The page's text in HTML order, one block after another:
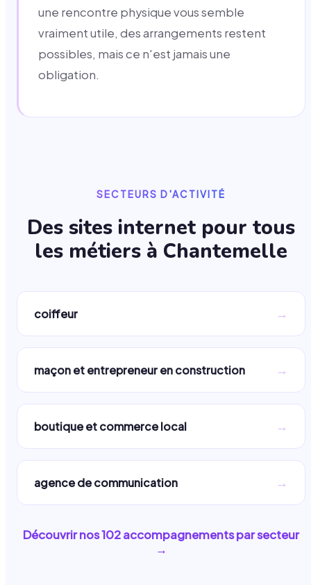
une rencontre physique vous semble
vraiment utile, des arrangements restent
possibles, mais ce n'est jamais une
obligation.
SECTEURS D'ACTIVITÉ
Des sites internet pour tous
les métiers à Chantemelle
coiffeur →
maçon et entrepreneur en construction →
boutique et commerce local →
agence de communication →
Découvrir nos102accompagnements par secteur
→